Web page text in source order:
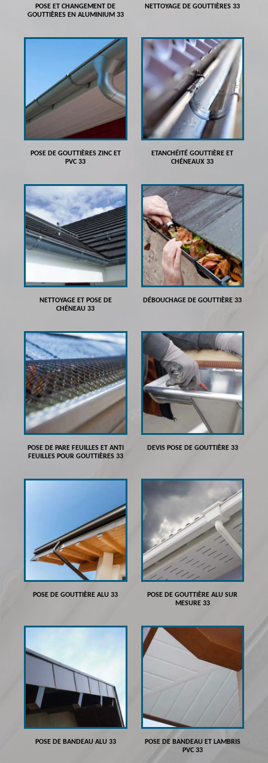
POSE ET CHANGEMENT DE
GOUTTIÈRES EN ALUMINIUM 33
NETTOYAGE DE GOUTTIÈRES 33
POSE DE GOUTTIÈRES ZINC ET
PVC 33
ETANCHÉITÉ GOUTTIÈRE ET
CHÉNEAUX 33
NETTOYAGE ET POSE DE
CHÉNEAU 33
DÉBOUCHAGE DE GOUTTIÈRE 33
POSE DE PARE FEUILLES ET ANTI
FEUILLES POUR GOUTTIÈRES 33
DEVIS POSE DE GOUTTIÈRE 33
POSE DE GOUTTIÈRE ALU 33
POSE DE GOUTTIÈRE ALU SUR
MESURE 33
POSE DE BANDEAU ALU 33
POSE DE BANDEAU ET LAMBRIS
PVC 33